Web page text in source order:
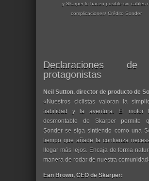
y Skarper lo hacen posible sin cables
complicaciones/ Crédito Sonder
Declaraciones
protagonistas
Neil Sutton, director de producto de
«Nuestros ciclistas valoran la
fiabilidad y la aventura. El motor
desmontable de Skarper permite
Sonder se siga sintiendo como una
tiempo que añade la confianza
llegar más lejos. Encaja de forma
manera de rodar de nuestra
Ean Brown, CEO de Skarper: